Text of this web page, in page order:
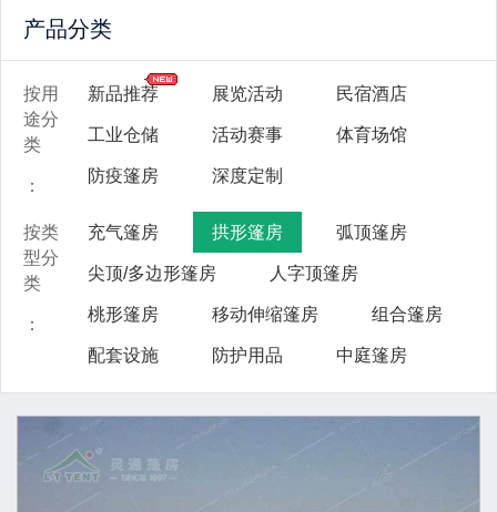
产品分类
按用
途分
类
：
新品推荐 展览活动 民宿酒店
工业仓储 活动赛事 体育场馆
防疫篷房 深度定制
按类
型分
类
：
充气篷房 拱形篷房 弧顶篷房
尖顶/多边形篷房 人字顶篷房
桃形篷房 移动伸缩篷房 组合篷房
配套设施 防护用品 中庭篷房